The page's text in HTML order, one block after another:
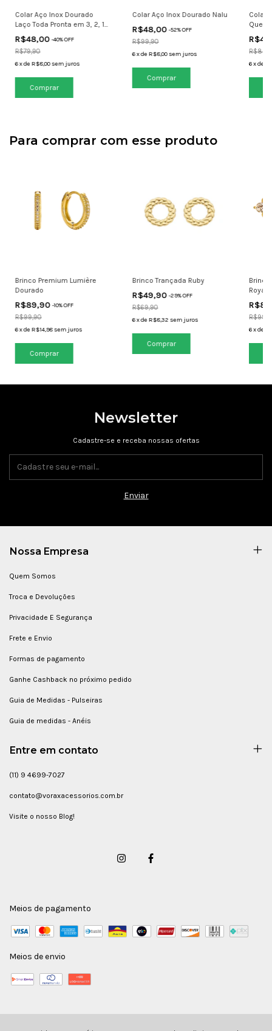
Colar Aço Inox Dourado
Laço Toda Pronta em 3, 2, 1...
R$48,00-40% OFF
R$79,90
6xdeR$8,00sem juros
Colar Aço Inox Dourado Nalu
R$48,00-52% OFF
R$99,90
6xdeR$8,00 sem juros
Colar
Que
6xde
Para comprar com esse produto
Brinco Premium Lumière
Dourado
R$89,90-10% OFF
R$99,90
6xdeR$14,98sem juros
Brinco Trançada Ruby
R$49,90-29% OFF
R$69,90
6xdeR$8,32 sem juros
Royale
6xde
Newsletter
Cadastre-se e receba nossas ofertas
Nossa Empresa
Quem Somos
Troca e Devoluções
Privacidade E Segurança
Frete e Envio
Formas de pagamento
Ganhe Cashback no próximo pedido
Guia de Medidas - Pulseiras
Guia de medidas - Anéis
Entre em contato
(11) 9 4699-7027
contato@voraxacessorios.com.br
Visite o nosso Blog!
Meios de pagamento
Meios de envio